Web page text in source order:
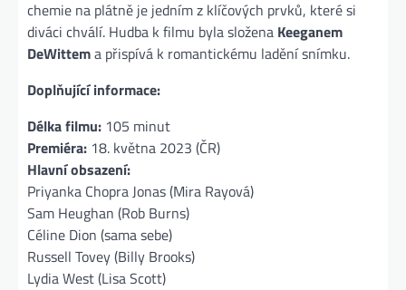
chemie na plátně je jedním z klíčových prvků, které si
diváci chválí. Hudba k filmu byla složena Keeganem
DeWittema přispívá k romantickému ladění snímku.
Doplňující informace:
Délka filmu: 105 minut
Premiéra: 18. května 2023 (ČR)
Hlavní obsazení:
Priyanka Chopra Jonas (Mira Rayová)
Sam Heughan (Rob Burns)
Céline Dion (sama sebe)
Russell Tovey (Billy Brooks)
Lydia West (Lisa Scott)